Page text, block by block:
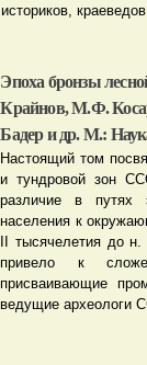
Эпоха бронзы
Крайнов, М.Ф.
Бадер и др. М.:
Настоящий том
и тундровой зон
различие в путях
населения к
II тысячелетия до
привело к
присваивающие
ведущие археологи